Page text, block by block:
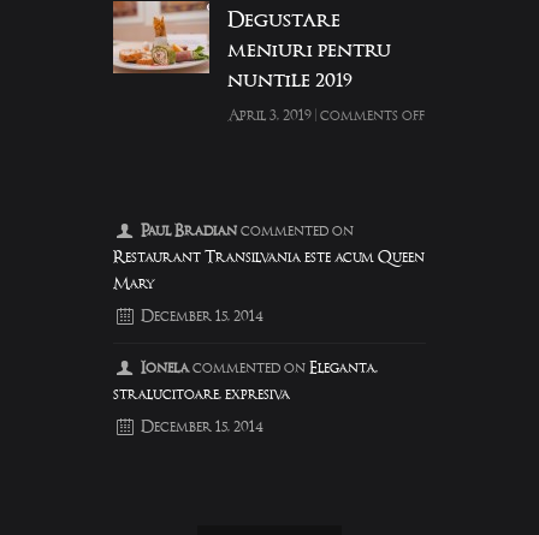
Degustare
meniuri pentru
nuntile 2019
April 3, 2019 comments off
Paul Bradiancommented on
Restaurant Transilvania este acum Queen
Mary
December 15, 2014
Ionelacommented on Eleganta,
stralucitoare, expresiva
December 15, 2014